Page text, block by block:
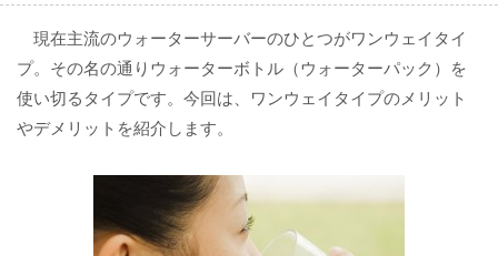
現在主流のウォーターサーバーのひとつがワンウェイタイ
プ。その名の通りウォーターボトル（ウォーターパック）を
使い切るタイプです。今回は、ワンウェイタイプのメリット
やデメリットを紹介します。